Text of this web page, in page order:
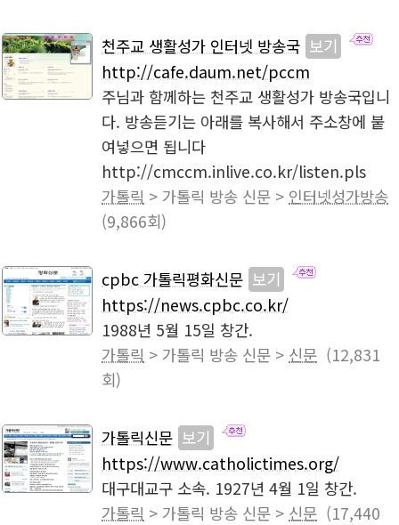
천주교 생활성가 인터넷 방송국 보기
http://cafe.daum.net/pccm
주님과 함께하는 천주교 생활성가 방송국입니
다. 방송듣기는 아래를 복사해서 주소창에 붙
여넣으면 됩니다
http://cmccm.inlive.co.kr/listen.pls
가톨릭 > 가톨릭 방송 신문 > 인터넷성가방송
(9,866회)
cpbc 가톨릭평화신문 보기
https://news.cpbc.co.kr/
1988년 5월 15일 창간.
가톨릭 > 가톨릭 방송 신문 > 신문 (12,831
회)
가톨릭신문 보기
https://www.catholictimes.org/
대구대교구 소속. 1927년 4월 1일 창간.
가톨릭 > 가톨릭 방송 신문 > 신문 (17,440